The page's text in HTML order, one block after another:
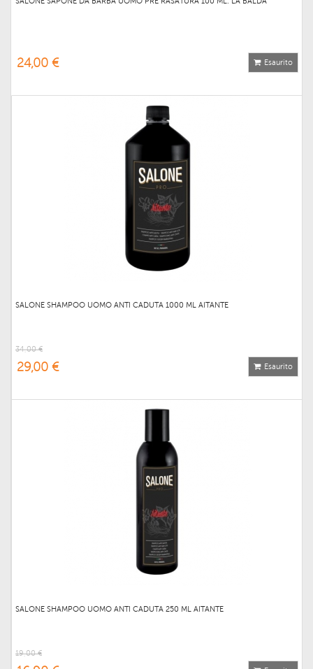
24,00 € Esaurito
SALONE SHAMPOO UOMO ANTI CADUTA 1000 ML AITANTE
34,00 €
29,00 € Esaurito
SALONE SHAMPOO UOMO ANTI CADUTA 250 ML AITANTE
19,00 €